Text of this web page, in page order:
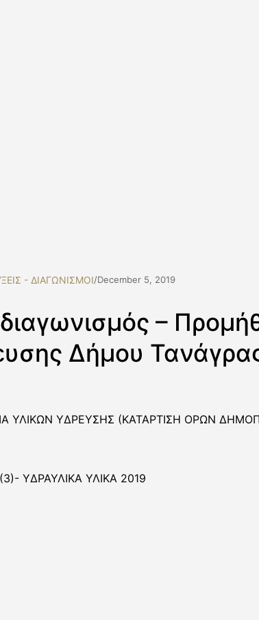
- ΔΙΑΓΩΝΙΣΜΟΙ/December 5, 2019
–
Δήμου
ΥΛΙΚΩΝ ΥΔΡΕΥΣΗΣ (ΚΑΤΑΡΤΙΣΗ ΟΡΩΝ
ΥΔΡΑΥΛΙΚΑ ΥΛΙΚΑ 2019